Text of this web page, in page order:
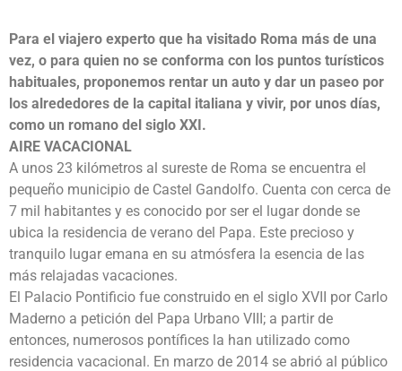
Para el viajero experto que ha visitado Roma más de una
vez, o para quien no se conforma con los puntos turísticos
habituales, proponemos rentar un auto y dar un paseo por
los alrededores de la capital italiana y vivir, por unos días,
como un romano del siglo XXI.
AIRE VACACIONAL
A unos 23 kilómetros al sureste de Roma se encuentra el
pequeño municipio de Castel Gandolfo. Cuenta con cerca de
7 mil habitantes y es conocido por ser el lugar donde se
ubica la residencia de verano del Papa. Este precioso y
tranquilo lugar emana en su atmósfera la esencia de las
más relajadas vacaciones.
El Palacio Pontificio fue construido en el siglo XVII por Carlo
Maderno a petición del Papa Urbano VIII; a partir de
entonces, numerosos pontífices la han utilizado como
residencia vacacional. En marzo de 2014 se abrió al público